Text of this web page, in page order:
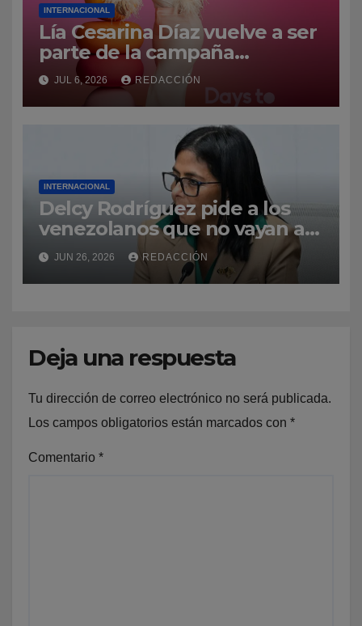
INTERNACIONAL
Lía Cesarina Díaz vuelve a ser
parte de la campaña
internacional «Days to Shine»
JUL 6, 2026 REDACCIÓN
INTERNACIONAL
Delcy Rodríguez pide a los
venezolanos que no vayan a
La Guaira para no obstaculizar
las labores de rescate
JUN 26, 2026 REDACCIÓN
Deja una respuesta
Tu dirección de correo electrónico no será publicada.
Los campos obligatorios están marcados con *
Comentario *